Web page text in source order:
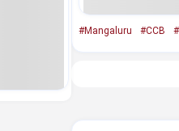
#Mangaluru #CCB